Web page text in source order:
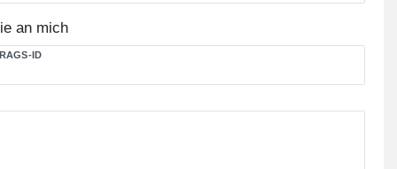
an mich
ID